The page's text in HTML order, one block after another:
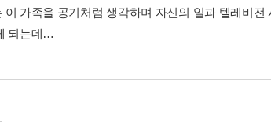
이 가족을 공기처럼 생각하며 자신의 일과 텔레비
되는데…